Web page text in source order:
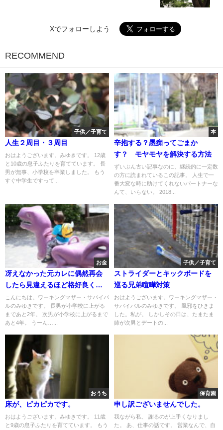
Xでフォローしよう
RECOMMEND
子供／子育て
人生２周目・３周目
おはようございます。みゆきです。 12歳
と10歳の息子ふたりを育てています。 長
男が無事、小学校を卒業しました。 もう
すぐ中学生ですって...
本
辛抱する？愚痴ってごまか
す？ モヤモヤを解決する方法
ずいぶん古い記事なのに、継続的に一定数
の方に読まれているこの記事。 人生で一
番大変な時に助けてくれないパートナーな
んて、いらない。 2018...
お金
冴えなかった元カレに偶然再会
したら見違えるほど格好良くな
ってた、みたいな感じ？
こんにちは。ワーキングマザー・サバイバ
ルのみゆきです。 長男が小学校に上がる
まであと2年。 次男が小学校に上がるまで
あと4年。 うーん…...
子供／子育て
ストライダーとキックボードを
巡る兄弟喧嘩対策
おはようございます。ワーキングマザー・
サバイバルのみゆきです。 風邪をひきま
した。私が。 しかしその日は、たまたま
姉が次男とデートの...
おうち
床が、ピカピカです。
おはようございます。みゆきです。 11歳
と9歳の息子ふたりを育てています。 もう
保育園
申し訳ございませんでした。
我ながら私、 謝るのが上手くなりまし
た。 あ、仕事の話です。 営業なんで、自